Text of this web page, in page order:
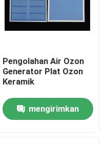
Pengolahan Air Ozon
Generator Plat Ozon
Keramik
mengirimkan